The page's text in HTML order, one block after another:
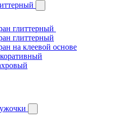
глиттерный
глиттерный
на клеевой основе